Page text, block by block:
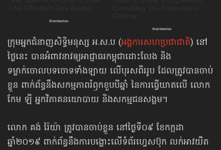
ក្រុមអ្នកជំនាញសិទិ្ធមនុស្ស អ.ស.ប (អង្គការសហប្រជាជាតិ) នៅ
ថ្ងៃនេះ បានអំពាវនាវឲ្យអាជ្ញាធរកម្ពុជាដោះលែង និង
ទម្លាក់ចោលបទចោទទាំងឡាយ លើបុរសពីររូប ដែលត្រូវបានចាប់
ខ្លួន ពាក់ព័ន្ធនឹងសកម្មភាពរំឭកខួបបីឆ្នាំ នៃការធ្វើឃាតលើ លោក
កែម ឡី អ្នកវិភាគនយោបាយ និងសកម្មជនសង្គម។
លោក គង់ រ៉ៃយ៉ា ត្រូវបានចាប់ខ្លួន នៅថ្ងៃទី០៩ ខែកក្កដា
ឆ្នាំ២០១៩ ពាក់ព័ន្ធនឹងការបង្ហោះលើទំព័រហ្វេសប៊ុក លក់អាវយឺត